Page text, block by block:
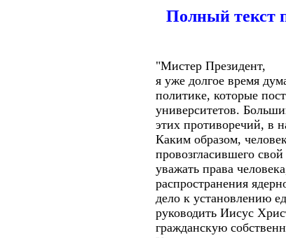
Полный текст
"Мистер Президент,
я уже долгое время
политике, которые
университетов.
этих противоречий, в
Каким образом,
провозгласившего
уважать права
распространения
дело к установлению
руководить Иисус
гражданскую